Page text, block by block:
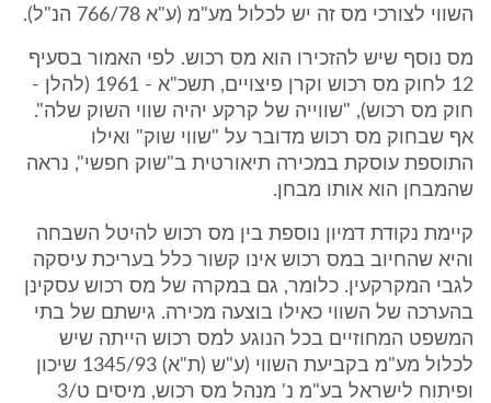
השווי לצורכי מס זה יש לכלול מע"מ (ע"א 766/78 הנ"ל).
מס נוסף שיש להזכירו הוא מס רכוש. לפי האמור בסעיף
12 לחוק מס רכוש וקרן פיצויים, תשכ"א - 1961 (להלן -
חוק מס רכוש), "שווייה של קרקע יהיה שווי השוק שלה".
אף שבחוק מס רכוש מדובר על "שווי שוק" ואילו
התוספת עוסקת במכירה תיאורטית ב"שוק חפשי", נראה
שהמבחן הוא אותו מבחן.
קיימת נקודת דמיון נוספת בין מס רכוש להיטל השבחה
והיא שהחיוב במס רכוש אינו קשור כלל בעריכת עיסקה
לגבי המקרקעין. כלומר, גם במקרה של מס רכוש עסקינן
בהערכה של השווי כאילו בוצעה מכירה. גישתם של בתי
המשפט המחוזיים בכל הנוגע למס רכוש הייתה שיש
לכלול מע"מ בקביעת השווי (ע"ש (ת"א) 1345/93 שיכון
ופיתוח לישראל בע"מ נ' מנהל מס רכוש, מיסים ט/3